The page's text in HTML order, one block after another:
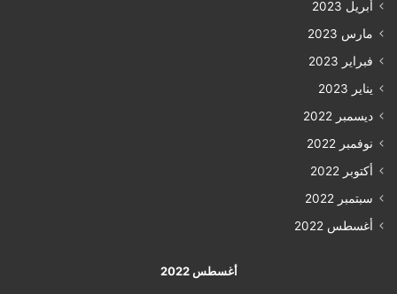
أبريل 2023
مارس 2023
فبراير 2023
يناير 2023
ديسمبر 2022
نوفمبر 2022
أكتوبر 2022
سبتمبر 2022
أغسطس 2022
أغسطس 2022